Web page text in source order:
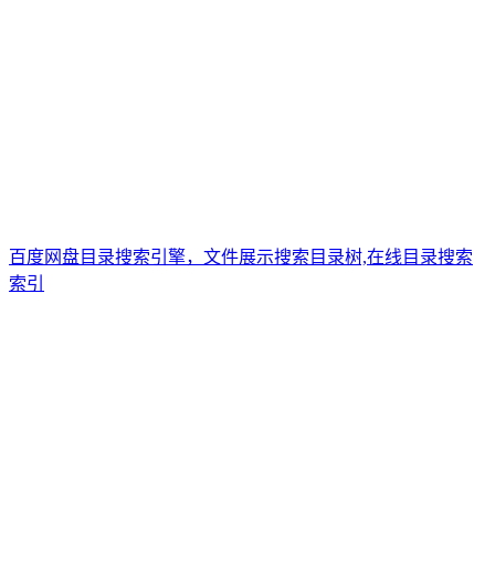
百度网盘目录搜索引擎，文件展示搜索目录树,在线目录搜索
索引